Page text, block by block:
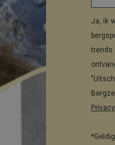
Ja, ik